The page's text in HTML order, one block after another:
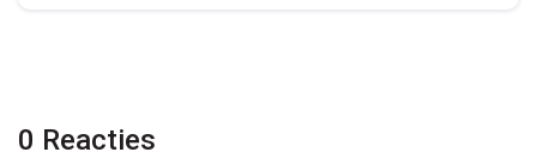
0 Reacties